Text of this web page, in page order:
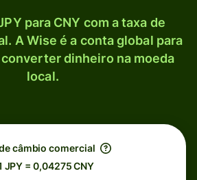
para CNY com a taxa de
A Wise é a conta global para
converter dinheiro na moeda
local.
câmbio comercial
JPY = 0,04275 CNY